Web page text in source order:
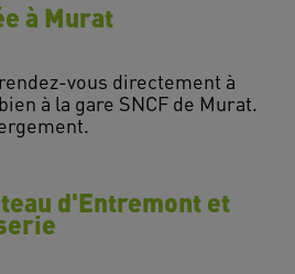
à Murat
vous directement à
à la gare SNCF de Murat.
d'Entremont et